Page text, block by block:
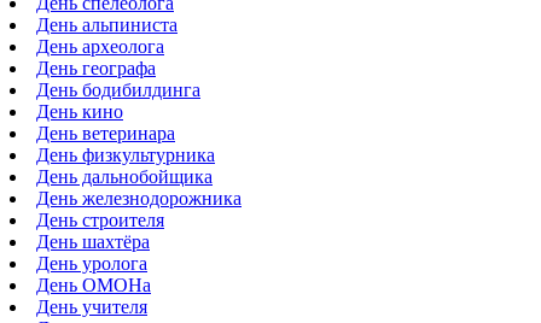
День альпиниста
День археолога
День географа
День бодибилдинга
День кино
День ветеринара
День физкультурника
День дальнобойщика
День железнодорожника
День строителя
День шахтёра
День уролога
День ОМОНа
День учителя